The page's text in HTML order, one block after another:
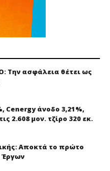
Την ασφάλεια θέτει ως
Cenergy άνοδο 3,21%,
2.608 μον. τζίρο 320 εκ.
Αποκτά το πρώτο
Έργων